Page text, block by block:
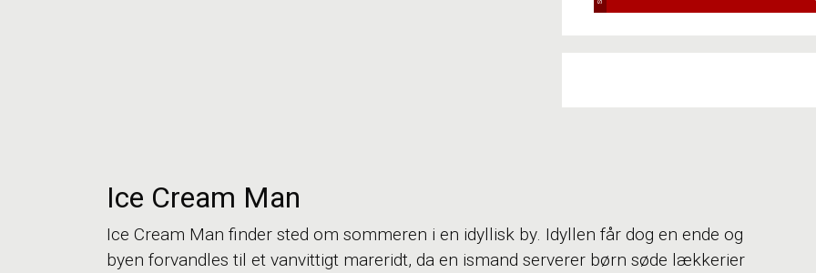
Ice Cream Man
Ice Cream Man finder sted om sommeren i en idyllisk by. Idyllen får dog en ende og
byen forvandles til et vanvittigt mareridt, da en ismand serverer børn søde lækkerier